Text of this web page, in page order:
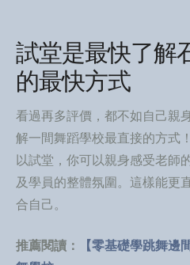
試堂是最快了解
的最快方式
看過再多評價，都不如自己親
解一間舞蹈學校最直接的方式
以試堂，你可以親身感受老師
及學員的整體氛圍。這樣能更
合自己。
推薦閱讀：
【零基礎學跳舞邊